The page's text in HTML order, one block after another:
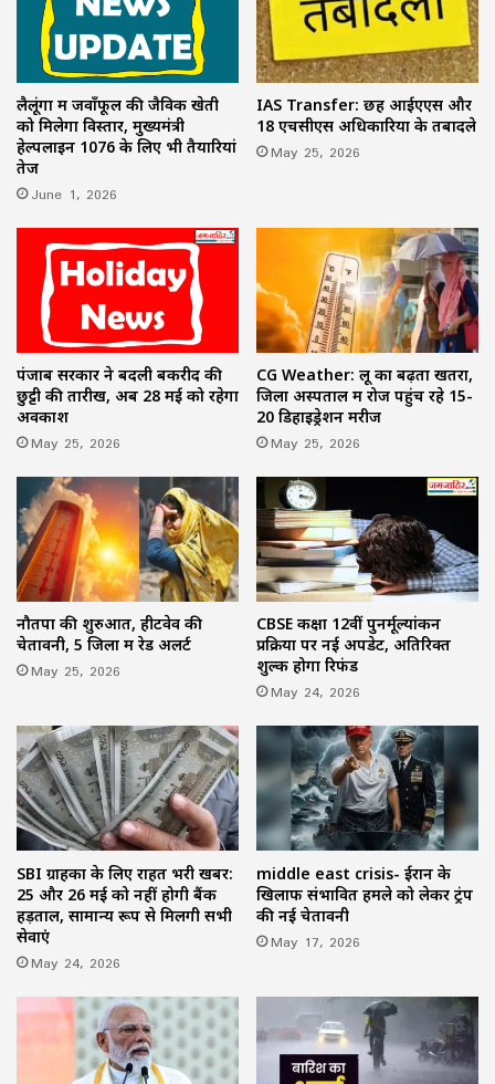
लैलूंगा में जवाँफूल की जैविक खेती
को मिलेगा विस्तार, मुख्यमंत्री
हेल्पलाइन 1076 के लिए भी तैयारियां
तेज
June 1, 2026
IAS Transfer: छह आईएएस और
18 एचसीएस अधिकारियों के तबादले
May 25, 2026
पंजाब सरकार ने बदली बकरीद की
छुट्टी की तारीख, अब 28 मई को रहेगा
अवकाश
May 25, 2026
CG Weather: लू का बढ़ता खतरा,
जिला अस्पताल में रोज पहुंच रहे 15-
20 डिहाइड्रेशन मरीज
May 25, 2026
नौतपा की शुरुआत, हीटवेव की
चेतावनी, 5 जिलों में रेड अलर्ट
May 25, 2026
CBSE कक्षा 12वीं पुनर्मूल्यांकन
प्रक्रिया पर नई अपडेट, अतिरिक्त
शुल्क होगा रिफंड
May 24, 2026
SBI ग्राहकों के लिए राहत भरी खबर:
25 और 26 मई को नहीं होगी बैंक
हड़ताल, सामान्य रूप से मिलेंगी सभी
सेवाएं
May 24, 2026
middle east crisis- ईरान के
खिलाफ संभावित हमले को लेकर ट्रंप
की नई चेतावनी
May 17, 2026